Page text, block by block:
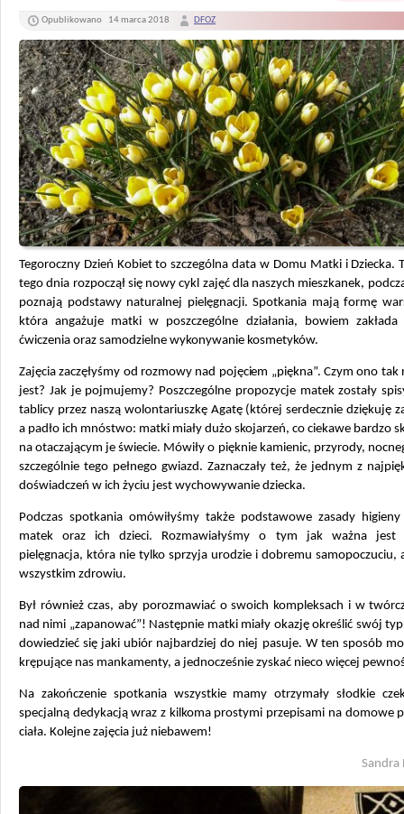
Opublikowano 14 marca 2018 DFOZ
Tegoroczny Dzień Kobiet to szczególna data w Domu Matki i Dziecka.
tego dnia rozpoczął się nowy cykl zajęć dla naszych mieszkanek,
poznają podstawy naturalnej pielęgnacji. Spotkania mają formę
która angażuje matki w poszczególne działania, bowiem zakłada
ćwiczenia oraz samodzielne wykonywanie kosmetyków.
Zajęcia zaczęłyśmy od rozmowy nad pojęciem „piękna”. Czym ono tak
jest? Jak je pojmujemy? Poszczególne propozycje matek zostały
tablicy przez naszą wolontariuszkę Agatę (której serdecznie dziękuję
a padło ich mnóstwo: matki miały dużo skojarzeń, co ciekawe bardzo
na otaczającym je świecie. Mówiły o pięknie kamienic, przyrody,
szczególnie tego pełnego gwiazd. Zaznaczały też, że jednym z
doświadczeń w ich życiu jest wychowywanie dziecka.
Podczas spotkania omówiłyśmy także podstawowe zasady
matek oraz ich dzieci. Rozmawiałyśmy o tym jak ważna jest
pielęgnacja, która nie tylko sprzyja urodzie i dobremu samopoczuciu,
wszystkim zdrowiu.
Był również czas, aby porozmawiać o swoich kompleksach i w
nad nimi „zapanować”! Następnie matki miały okazję określić swój
dowiedzieć się jaki ubiór najbardziej do niej pasuje. W ten sposób
krępujące nas mankamenty, a jednocześnie zyskać nieco więcej
Na zakończenie spotkania wszystkie mamy otrzymały słodkie
specjalną dedykacją wraz z kilkoma prostymi przepisami na domowe
ciała. Kolejne zajęcia już niebawem!
Sandra